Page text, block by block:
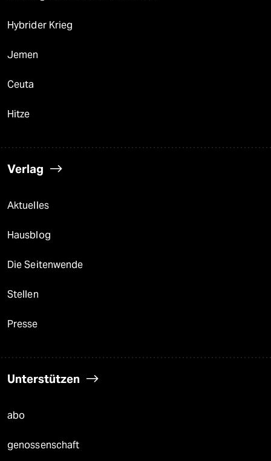
Hybrider Krieg
Jemen
Ceuta
Hitze
Verlag
Aktuelles
Hausblog
Die Seitenwende
Stellen
Presse
Unterstützen
abo
genossenschaft